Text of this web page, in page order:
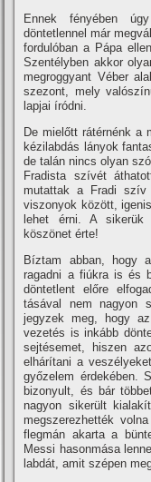
Ennek fényében
döntetlennel már
fordulóban a Pápa
Szentélyben akkor
megroggyant Véber
szezont, mely
lapjai í­ródni.
De mielőtt rátérnénk a
kézilabdás lányok
de talán nincs olyan
Fradista szí­vét
mutattak a Fradi szí­v
viszonyok között,
lehet érni. A sikerük
köszönet érte!
Bí­ztam abban, hogy
ragadni a fiúkra is és
döntetlent előre
tásával nem nagyon
jegyzek meg, hogy
vezetés is inkább
sejtésemet, hiszen
elhárí­tani a
győzelem érdekében.
bizonyult, és bár
nagyon sikerült
megszerezhették
flegmán akarta a
Messi hasonmása
labdát, amit szépen